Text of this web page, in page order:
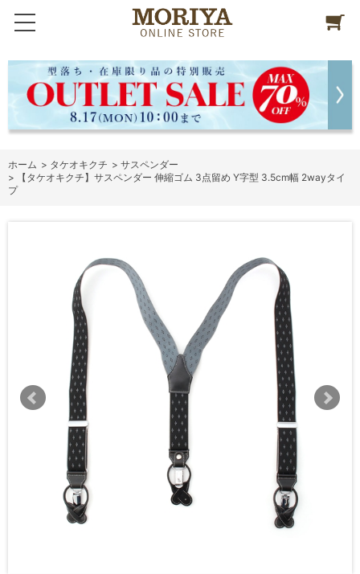
ホーム > タケオキクチ > サスペンダー
>
【タケオキクチ】サスペンダー 伸縮ゴム 3点留め Y字型 3.5cm幅 2wayタイ
プ